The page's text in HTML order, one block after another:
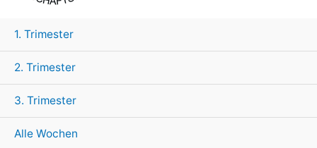
1. Trimester
2. Trimester
3. Trimester
Alle Wochen